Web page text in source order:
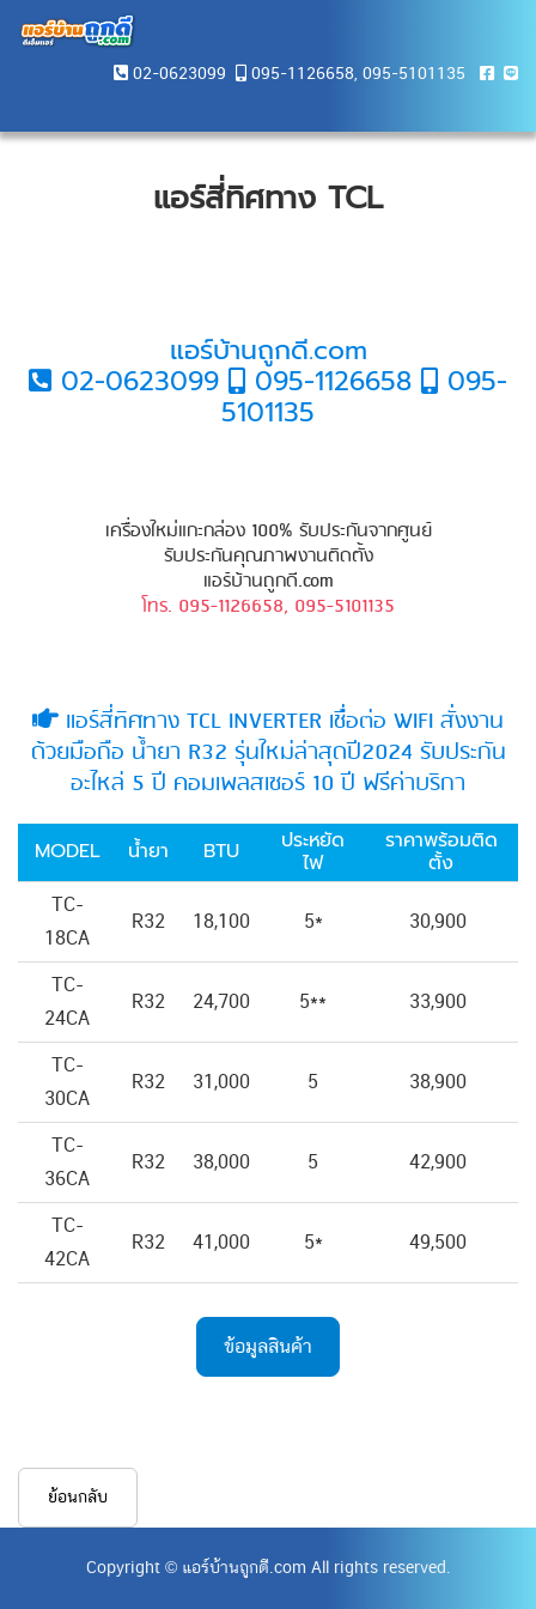
02-0623099 095-1126658, 095-5101135
แอร์สี่ทิศทาง TCL
แอร์บ้านถูกดี.com
02-0623099 095-1126658 095-
5101135
เครื่องใหม่แกะกล่อง 100% รับประกันจากศูนย์
รับประกันคุณภาพงานติดตั้ง
แอร์บ้านถูกดี.com
โทร. 095-1126658, 095-5101135
แอร์สี่ทิศทาง TCL INVERTER เชื่่อต่อ WIFI สั่งงาน
ด้วยมือถือ น้ำยา R32 รุ่นใหม่ล่าสุดปี2024 รับประกัน
อะไหล่ 5 ปี คอมเพลสเซอร์ 10 ปี ฟรีค่าบริกา
MODEL น้ำยา BTU ประหยัด
ไฟ
ราคาพร้อมติด
ตั้ง
TC-
18CA
R32 18,100 5* 30,900
TC-
24CA
R32 24,700 5** 33,900
TC-
30CA
R32 31,000 5 38,900
TC-
36CA
R32 38,000 5 42,900
TC-
42CA
R32 41,000 5* 49,500
ข้อมูลสินค้า
ย้อนกลับ
Copyright © แอร์บ้านถูกดี.com All rights reserved.